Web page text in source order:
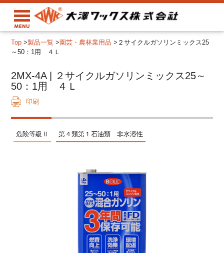
Top >製品一覧 >園芸・農林業用品 > ２サイクルガソリンミックス25
～50：1用 ４Ｌ
2MX-4A | ２サイクルガソリンミックス25～
50：1用 ４Ｌ
印刷
危険等級Ⅱ 第４類第１石油類 非水溶性